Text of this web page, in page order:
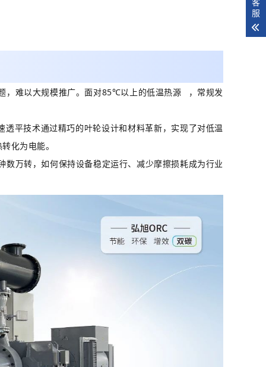
，难以大规模推广。面对85℃以上的低温热源 ，常规发
透平技术通过精巧的叶轮设计和材料革新，实现了对低温
化为电能。
数万转，如何保持设备稳定运行、减少摩擦损耗成为行业
服